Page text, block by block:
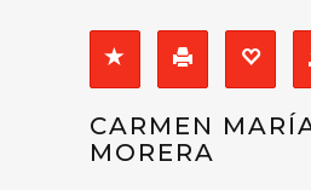
CARMEN
MORERA